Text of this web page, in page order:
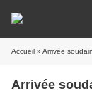
Accueil » Arrivée
Arrivée